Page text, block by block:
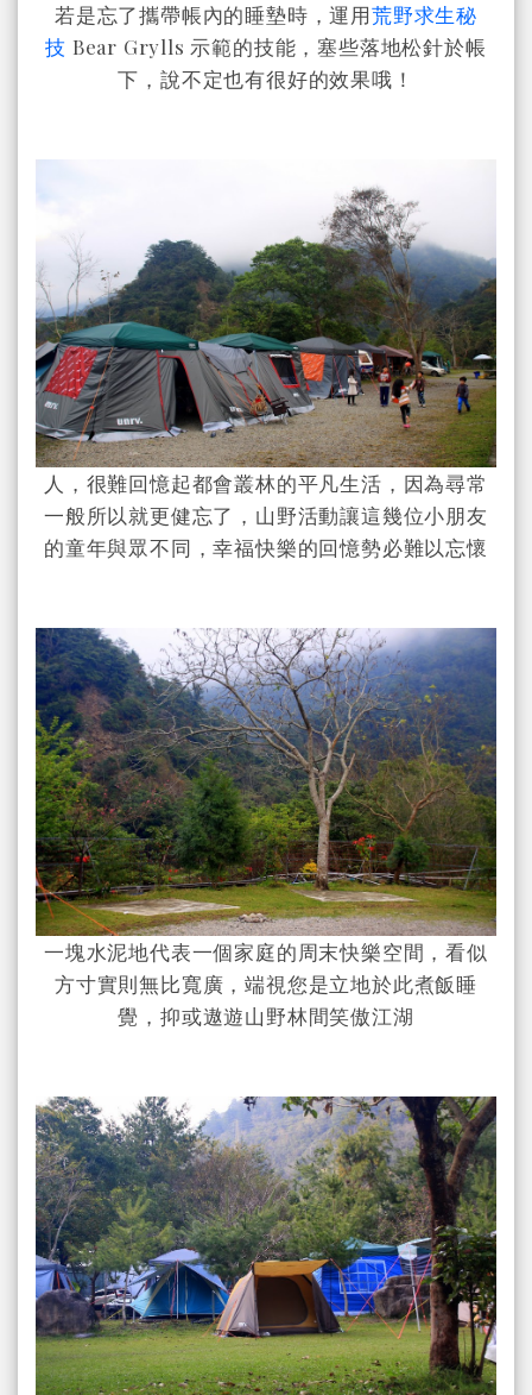
若是忘了攜帶帳內的睡墊時，運用荒野求生秘
技 Bear Grylls 示範的技能，塞些落地松針於帳
下，說不定也有很好的效果哦！
人，很難回憶起都會叢林的平凡生活，因為尋常
一般所以就更健忘了，山野活動讓這幾位小朋友
的童年與眾不同，幸福快樂的回憶勢必難以忘懷
一塊水泥地代表一個家庭的周末快樂空間，看似
方寸實則無比寬廣，端視您是立地於此煮飯睡
覺，抑或遨遊山野林間笑傲江湖